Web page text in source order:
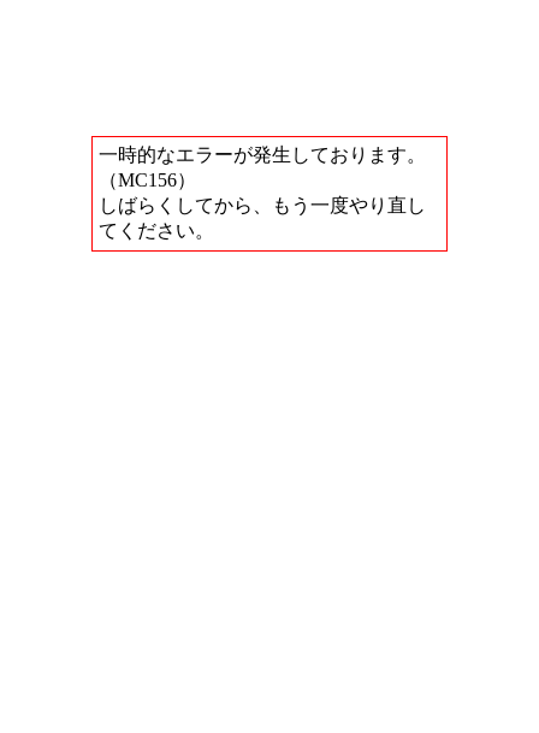
一時的なエラーが発生しております。
（MC156）
しばらくしてから、もう一度やり直し
てください。